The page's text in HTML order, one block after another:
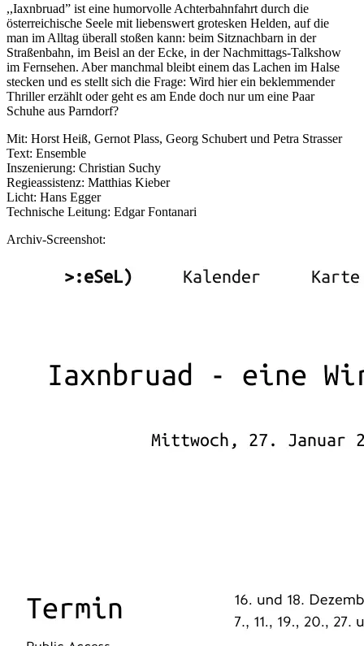
,,Iaxnbruad” ist eine humorvolle Achterbahnfahrt durch die
österreichische Seele mit liebenswert grotesken Helden, auf die
man im Alltag überall stoßen kann: beim Sitznachbarn in der
Straßenbahn, im Beisl an der Ecke, in der Nachmittags-Talkshow
im Fernsehen. Aber manchmal bleibt einem das Lachen im Halse
stecken und es stellt sich die Frage: Wird hier ein beklemmender
Thriller erzählt oder geht es am Ende doch nur um eine Paar
Schuhe aus Parndorf?
Mit: Horst Heiß, Gernot Plass, Georg Schubert und Petra Strasser
Text: Ensemble
Inszenierung: Christian Suchy
Regieassistenz: Matthias Kieber
Licht: Hans Egger
Technische Leitung: Edgar Fontanari
Archiv-Screenshot: